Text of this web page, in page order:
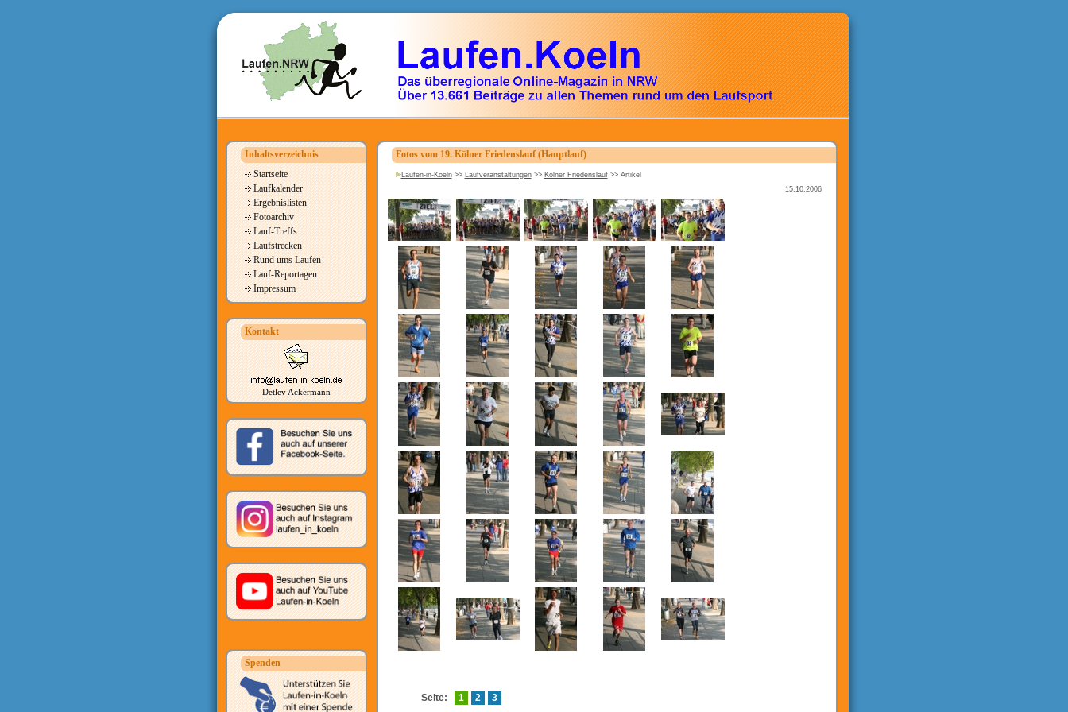
Inhaltsverzeichnis
Startseite
Laufkalender
Ergebnislisten
Fotoarchiv
Lauf-Treffs
Laufstrecken
Rund ums Laufen
Lauf-Reportagen
Impressum
Kontakt
Detlev Ackermann
Spenden
Fotos vom 19. Kölner Friedenslauf (Hauptlauf)
Laufen-in-Koeln>> Laufveranstaltungen>> Kölner Friedenslauf>> Artikel
15.10.2006
Seite: 1 2 3